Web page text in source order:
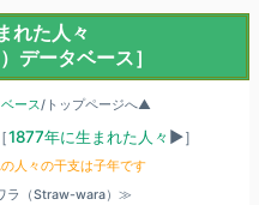
れた人々
データベース］
ース/トップページへ▲
［1877年に生まれた人々 ▶］
人々の干支は子年です
ラ（Straw-wara）≫